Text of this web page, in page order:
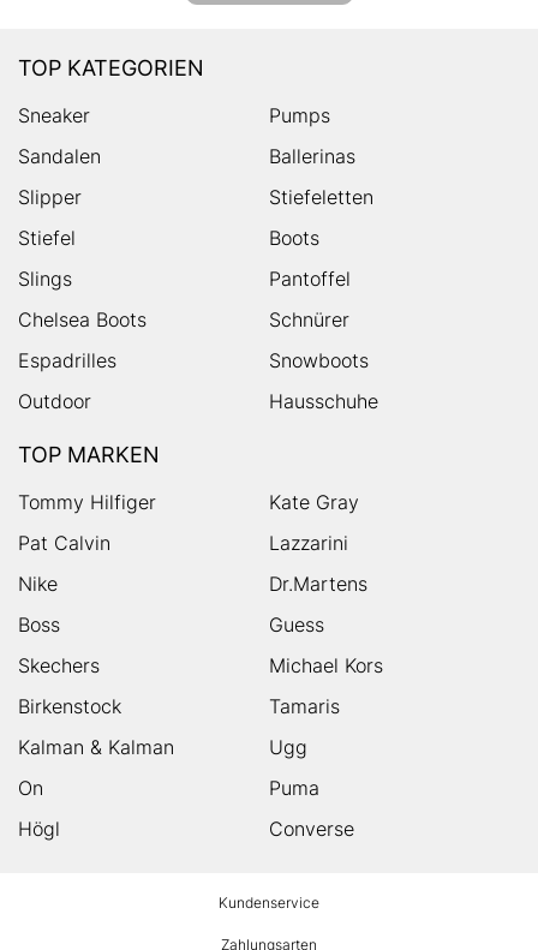
TOP KATEGORIEN
Sneaker
Pumps
Sandalen
Ballerinas
Slipper
Stiefeletten
Stiefel
Boots
Slings
Pantoffel
Chelsea Boots
Schnürer
Espadrilles
Snowboots
Outdoor
Hausschuhe
TOP MARKEN
Tommy Hilfiger
Kate Gray
Pat Calvin
Lazzarini
Nike
Dr.Martens
Boss
Guess
Skechers
Michael Kors
Birkenstock
Tamaris
Kalman & Kalman
Ugg
On
Puma
Högl
Converse
Kundenservice
Zahlungsarten